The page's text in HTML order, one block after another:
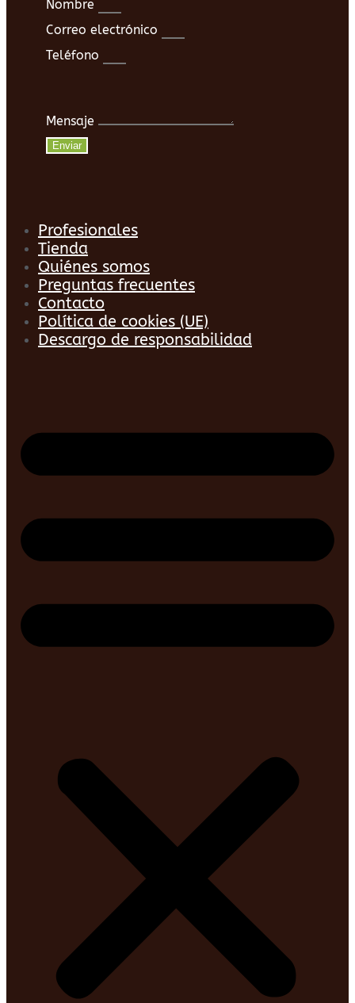
Nombre
Correo electrónico
Teléfono
Mensaje
Enviar
Profesionales
Tienda
Quiénes somos
Preguntas frecuentes
Contacto
Política de cookies (UE)
Descargo de responsabilidad